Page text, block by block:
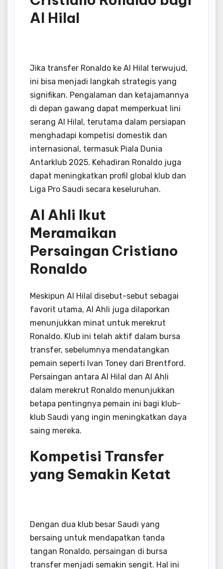
Al Hilal
Jika transfer Ronaldo ke Al Hilal terwujud,
ini bisa menjadi langkah strategis yang
signifikan. Pengalaman dan ketajamannya
di depan gawang dapat memperkuat lini
serang Al Hilal, terutama dalam persiapan
menghadapi kompetisi domestik dan
internasional, termasuk Piala Dunia
Antarklub 2025. Kehadiran Ronaldo juga
dapat meningkatkan profil global klub dan
Liga Pro Saudi secara keseluruhan.
Al Ahli Ikut
Meramaikan
Persaingan Cristiano
Ronaldo
Meskipun Al Hilal disebut-sebut sebagai
favorit utama, Al Ahli juga dilaporkan
menunjukkan minat untuk merekrut
Ronaldo. Klub ini telah aktif dalam bursa
transfer, sebelumnya mendatangkan
pemain seperti Ivan Toney dari Brentford.
Persaingan antara Al Hilal dan Al Ahli
dalam merekrut Ronaldo menunjukkan
betapa pentingnya pemain ini bagi klub-
klub Saudi yang ingin meningkatkan daya
saing mereka.
Kompetisi Transfer
yang Semakin Ketat
Dengan dua klub besar Saudi yang
bersaing untuk mendapatkan tanda
tangan Ronaldo, persaingan di bursa
transfer menjadi semakin sengit. Hal ini